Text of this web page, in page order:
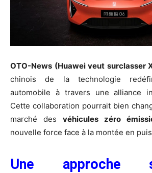
OTO-News (Huawei veut surclasser
chinois de la technologie
automobile à travers une alliance
Cette collaboration pourrait bien
marché des véhicules zéro
nouvelle force face à la montée en
Une approche